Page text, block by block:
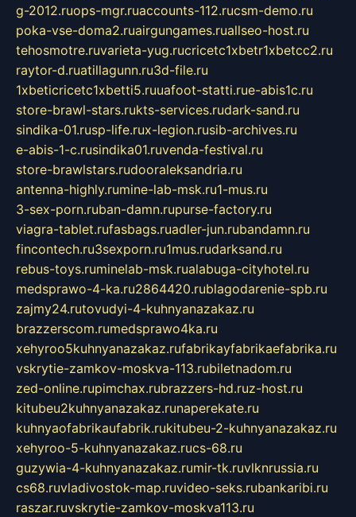
g-2012.ruops-mgr.ruaccounts-112.rucsm-demo.ru
poka-vse-doma2.ruairgungames.ruallseo-host.ru
tehosmotre.ruvarieta-yug.rucricetc1xbetr1xbetcc2.ru
raytor-d.ruatillagunn.ru3d-file.ru
1xbeticricetc1xbetti5.ruuafoot-statti.rue-abis1c.ru
store-brawl-stars.rukts-services.rudark-sand.ru
sindika-01.rusp-life.rux-legion.rusib-archives.ru
e-abis-1-c.rusindika01.ruvenda-festival.ru
store-brawlstars.rudooraleksandria.ru
antenna-highly.rumine-lab-msk.ru1-mus.ru
3-sex-porn.ruban-damn.rupurse-factory.ru
viagra-tablet.rufasbags.ruadler-jun.rubandamn.ru
fincontech.ru3sexporn.ru1mus.rudarksand.ru
rebus-toys.ruminelab-msk.rualabuga-cityhotel.ru
medsprawo-4-ka.ru2864420.rublagodarenie-spb.ru
zajmy24.rutovudyi-4-kuhnyanazakaz.ru
brazzerscom.rumedsprawo4ka.ru
xehyroo5kuhnyanazakaz.rufabrikayfabrikaefabrika.ru
vskrytie-zamkov-moskva-113.rubiletnadom.ru
zed-online.rupimchax.rubrazzers-hd.ruz-host.ru
kitubeu2kuhnyanazakaz.runaperekate.ru
kuhnyaofabrikaufabrik.rukitubeu-2-kuhnyanazakaz.ru
xehyroo-5-kuhnyanazakaz.rucs-68.ru
guzywia-4-kuhnyanazakaz.rumir-tk.ruvlknrussia.ru
cs68.ruvladivostok-map.ruvideo-seks.rubankaribi.ru
raszar.ruvskrytie-zamkov-moskva113.ru